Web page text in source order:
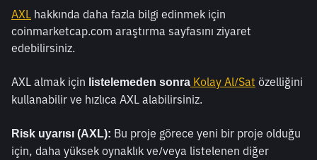
AXL hakkında daha fazla bilgi edinmek için
coinmarketcap.com araştırma sayfasını ziyaret
edebilirsiniz.
AXL almak için listelemeden sonra Kolay Al/Sat özelliğini
kullanabilir ve hızlıca AXL alabilirsiniz.
Risk uyarısı (AXL): Bu proje görece yeni bir proje olduğu
için, daha yüksek oynaklık ve/veya listelenen diğer